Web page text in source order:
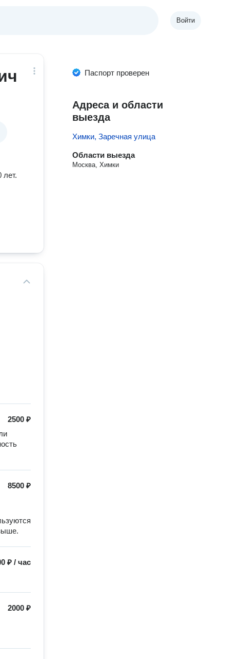
Войти
лет.
2500 ₽
8500 ₽
₽ /час
2000 ₽
Паспорт проверен
Адреса и области
выезда
Химки, Заречная улица
Области выезда
Москва, Химки